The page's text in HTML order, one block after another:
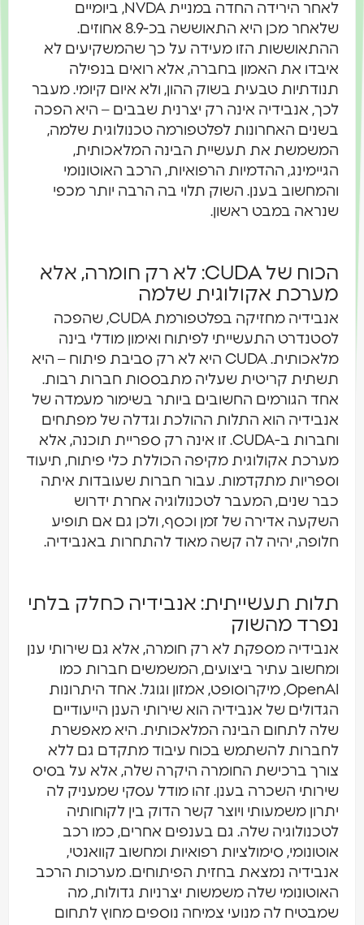
לאחר הירידה החדה במניית NVDA, ביומיים
שלאחר מכן היא התאוששה בכ-8.9 אחוזים.
ההתאוששות הזו מעידה על כך שהמשקיעים לא
איבדו את האמון בחברה, אלא רואים בנפילה
תנודתיות טבעית בשוק ההון, ולא איום קיומי. מעבר
לכך, אנבידיה אינה רק יצרנית שבבים – היא הפכה
בשנים האחרונות לפלטפורמה טכנולוגית שלמה,
המשמשת את תעשיית הבינה המלאכותית,
הגיימינג, ההדמיות הרפואיות, הרכב האוטונומי
והמחשוב בענן. השוק תלוי בה הרבה יותר מכפי
שנראה במבט ראשון.
הכוח של CUDA: לא רק חומרה, אלא
מערכת אקולוגית שלמה
אנבידיה מחזיקה בפלטפורמת CUDA, שהפכה
לסטנדרט התעשייתי לפיתוח ואימון מודלי בינה
מלאכותית. CUDA היא לא רק סביבת פיתוח – היא
תשתית קריטית שעליה מתבססות חברות רבות.
אחד הגורמים החשובים ביותר בשימור מעמדה של
אנבידיה הוא התלות ההולכת וגדלה של מפתחים
וחברות ב-CUDA. זו אינה רק ספריית תוכנה, אלא
מערכת אקולוגית מקיפה הכוללת כלי פיתוח, תיעוד
וספריות מתקדמות. עבור חברות שעובדות איתה
כבר שנים, המעבר לטכנולוגיה אחרת ידרוש
השקעה אדירה של זמן וכסף, ולכן גם אם תופיע
חלופה, יהיה לה קשה מאוד להתחרות באנבידיה.
תלות תעשייתית: אנבידיה כחלק בלתי
נפרד מהשוק
אנבידיה מספקת לא רק חומרה, אלא גם שירותי ענן
ומחשוב עתיר ביצועים, המשמשים חברות כמו
OpenAI, מיקרוסופט, אמזון וגוגל. אחד היתרונות
הגדולים של אנבידיה הוא שירותי הענן הייעודיים
שלה לתחום הבינה המלאכותית. היא מאפשרת
לחברות להשתמש בכוח עיבוד מתקדם גם ללא
צורך ברכישת החומרה היקרה שלה, אלא על בסיס
שירותי השכרה בענן. זהו מודל עסקי שמעניק לה
יתרון משמעותי ויוצר קשר הדוק בין לקוחותיה
לטכנולוגיה שלה. גם בענפים אחרים, כמו רכב
אוטונומי, סימולציות רפואיות ומחשוב קוואנטי,
אנבידיה נמצאת בחזית הפיתוחים. מערכות הרכב
האוטונומי שלה משמשות יצרניות גדולות, מה
שמבטיח לה מנועי צמיחה נוספים מחוץ לתחום